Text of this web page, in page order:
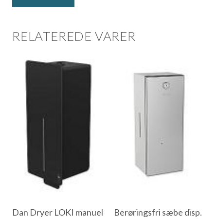
RELATEREDE VARER
Dan Dryer LOKI manuel
Berøringsfri sæbe disp.